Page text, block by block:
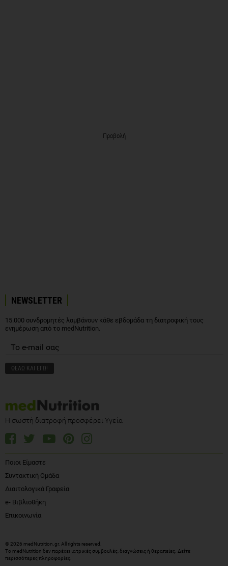
Προβολή
NEWSLETTER
15.000 συνδρομητές λαμβάνουν κάθε εβδομάδα τη διατροφική τους
ενημέρωση από το medNutrition.
Η σωστή διατροφή προσφέρει Υγεία
Ποιοι Είμαστε
Συντακτική Ομάδα
Διαιτολογικά Γραφεία
e- Βιβλιοθήκη
Επικοινωνία
© 2026 medNutrition.gr. All rights reserved.
Το medNutrition δεν παρέχει ιατρικές συμβουλές, διαγνώσεις ή θεραπείες. Δείτε
περισσότερες πληροφορίες